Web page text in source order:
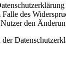
des
den